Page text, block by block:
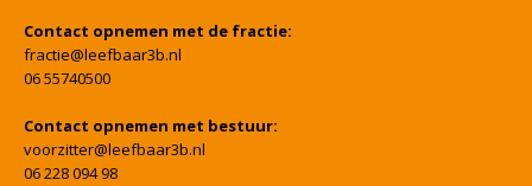
Contact opnemen met de fractie:
fractie@leefbaar3b.nl
06 55740500
Contact opnemen met bestuur:
voorzitter@leefbaar3b.nl
06 228 094 98